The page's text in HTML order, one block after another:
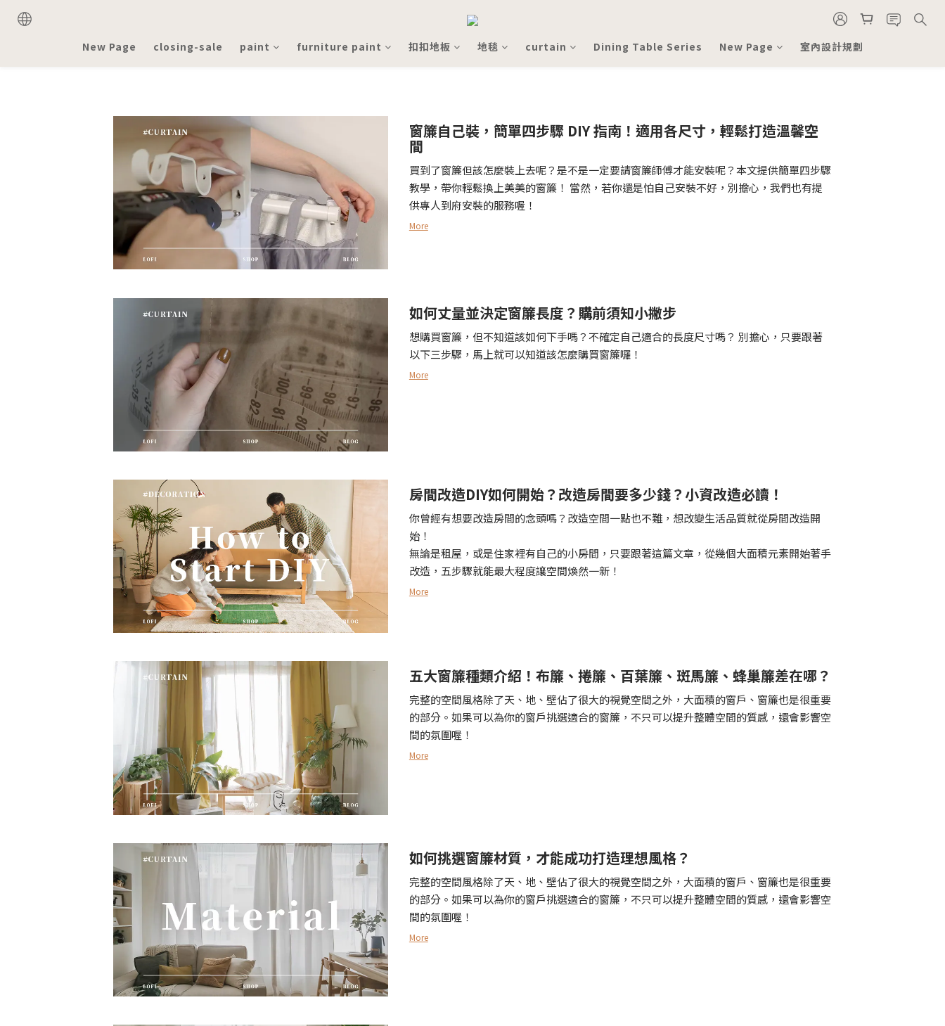
New Page closing-sale paint furniture paint 扣扣地板 地毯 curtain Dining Table Series New Page 室內設計規劃
窗簾自己裝，簡單四步驟 DIY 指南！適用各尺寸，輕鬆打造溫馨空
間
買到了窗簾但該怎麼裝上去呢？是不是一定要請窗簾師傅才能安裝呢？本文提供簡單四步驟
教學，帶你輕鬆換上美美的窗簾！ 當然，若你還是怕自己安裝不好，別擔心，我們也有提
供專人到府安裝的服務喔！
More
如何丈量並決定窗簾長度？購前須知小撇步
想購買窗簾，但不知道該如何下手嗎？不確定自己適合的長度尺寸嗎？ 別擔心，只要跟著
以下三步驟，馬上就可以知道該怎麼購買窗簾囉！
More
房間改造DIY如何開始？改造房間要多少錢？小資改造必讀！
你曾經有想要改造房間的念頭嗎？改造空間一點也不難，想改變生活品質就從房間改造開
始！
無論是租屋，或是住家裡有自己的小房間，只要跟著這篇文章，從幾個大面積元素開始著手
改造，五步驟就能最大程度讓空間煥然一新！
More
五大窗簾種類介紹！布簾、捲簾、百葉簾、斑馬簾、蜂巢簾差在哪？
完整的空間風格除了天、地、壁佔了很大的視覺空間之外，大面積的窗戶、窗簾也是很重要
的部分。如果可以為你的窗戶挑選適合的窗簾，不只可以提升整體空間的質感，還會影響空
間的氛圍喔！
More
如何挑選窗簾材質，才能成功打造理想風格？
完整的空間風格除了天、地、壁佔了很大的視覺空間之外，大面積的窗戶、窗簾也是很重要
的部分。如果可以為你的窗戶挑選適合的窗簾，不只可以提升整體空間的質感，還會影響空
間的氛圍喔！
More